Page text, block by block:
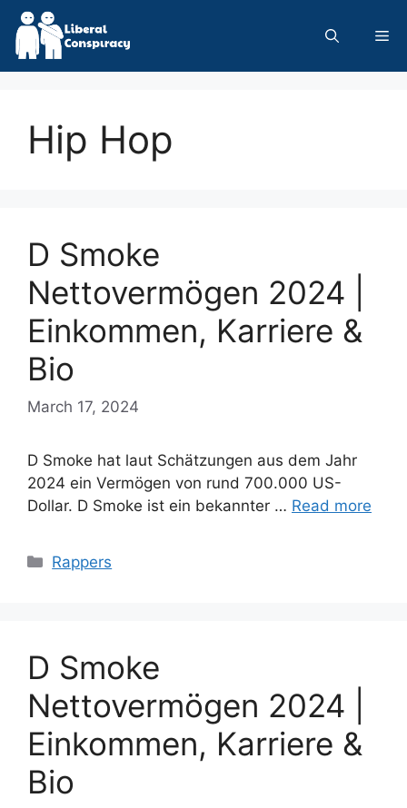
Skip
content
Hip Hop
D Smoke
Nettovermögen 2024 |
Einkommen, Karriere &
Bio
March 17, 2024
D Smoke hat laut Schätzungen aus dem Jahr
2024 ein Vermögen von rund 700.000 US-
Dollar. D Smoke ist ein bekannter … Read more
Categories
Rappers
D Smoke
Nettovermögen 2024 |
Einkommen, Karriere &
Bio